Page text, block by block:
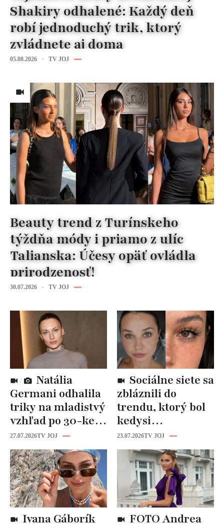
Shakiry odhalené: Každý deň
robí jednoduchý trik, ktorý
zvládnete aj doma
05.08.2026 TV JOJ
Beauty trend z Turínskeho
týždňa módy i priamo z ulíc
Talianska: Účesy opäť ovládla
prirodzenosť!
30.07.2026 TV JOJ
Germani odhalila
triky na mladistvý
vzhľad po 30-ke:
Fungujú lepšie
než drahá
kozmetika
27.07.2026TV JOJ
zbláznili do
trendu, ktorý bol
kedysi
katastrofou:
„Mušie nohy“ sú
späť!
23.07.2026TV JOJ